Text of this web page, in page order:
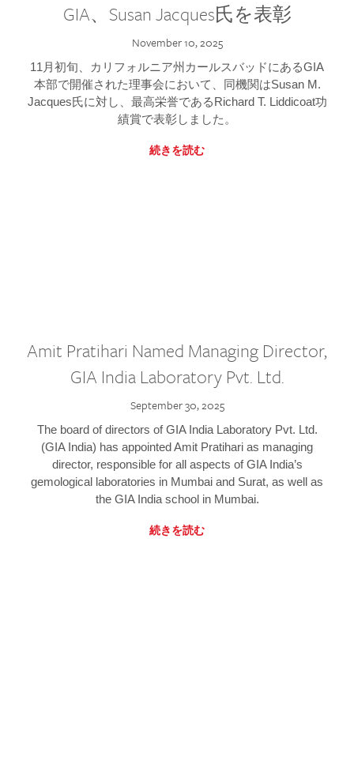
GIA、Susan Jacques氏を表彰
November 10, 2025
11月初旬、カリフォルニア州カールスバッドにあるGIA
本部で開催された理事会において、同機関はSusan M.
Jacques氏に対し、最高栄誉であるRichard T. Liddicoat功
績賞で表彰しました。
続きを読む
Amit Pratihari Named Managing Director,
GIA India Laboratory Pvt. Ltd.
September 30, 2025
The board of directors of GIA India Laboratory Pvt. Ltd.
(GIA India) has appointed Amit Pratihari as managing
director, responsible for all aspects of GIA India’s
gemological laboratories in Mumbai and Surat, as well as
the GIA India school in Mumbai.
続きを読む